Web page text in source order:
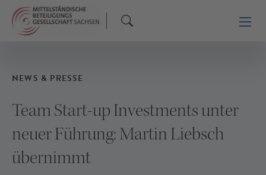
NEWS & PRESSE
Team Start-up Investments unter
neuer Führung: Martin Liebsch
übernimmt